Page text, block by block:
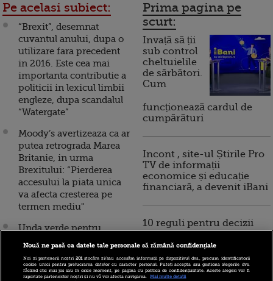
Pe acelasi subiect:
“Brexit”, desemnat
cuvantul anului, dupa o
utilizare fara precedent
in 2016. Este cea mai
importanta contributie a
politicii in lexicul limbii
engleze, dupa scandalul
“Watergate”
Moody’s avertizeaza ca ar
putea retrograda Marea
Britanie, in urma
Brexitului: “Pierderea
accesului la piata unica
va afecta cresterea pe
termen mediu"
Unda verde pentru
independenta fata de
a inceput demersurile
pentru organizarea
Prima pagina pe
scurt:
Invață să ții
sub control
cheltuielile
de sărbători.
Cum
funcționează cardul de
cumpărături
Incont , site-ul Știrile Pro
TV de informații
economice și educație
financiară, a devenit iBani
10 reguli pentru decizii
financiare inteligente
Nouă ne pasă ca datele tale personale să rămână confidențiale
Noi și partenerii noștri201stocăm și/sau accesăm informații pe dispozitivul dvs., precum identificatorii
cookie unici pentru prelucrarea datelor cu caracter personal. Puteți accepta sau gestiona alegerile dvs.
făcând clic mai jos sau în orice moment, pe pagina cu politica de confidențialitate. Aceste alegeri vor fi
raportate partenerilor noștri și nu vă vor afecta navigarea.
Mai multe detalii